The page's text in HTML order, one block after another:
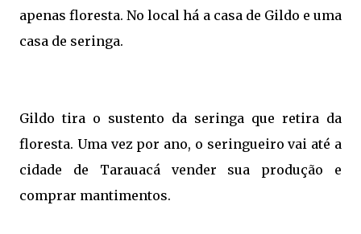
apenas floresta. No local há a casa de Gildo e uma
casa de seringa.
Gildo tira o sustento da seringa que retira da
floresta. Uma vez por ano, o seringueiro vai até a
cidade de Tarauacá vender sua produção e
comprar mantimentos.